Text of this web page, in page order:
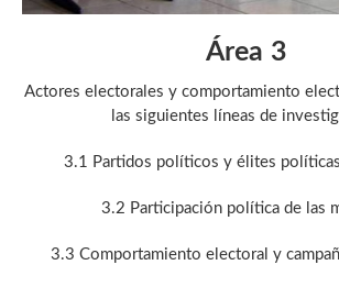
Área 3
Actores electorales y comportamiento
las siguientes líneas de
3.1 Partidos políticos y élites políticas
3.2 Participación política de las
3.3 Comportamiento electoral y